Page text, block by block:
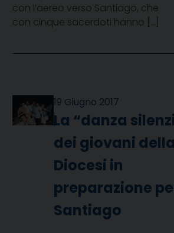
con l’aereo verso Santiago, che
con cinque sacerdoti hanno […]
19 Giugno 2017
La “danza
dei giovani della
Diocesi in
preparazione
Santiago